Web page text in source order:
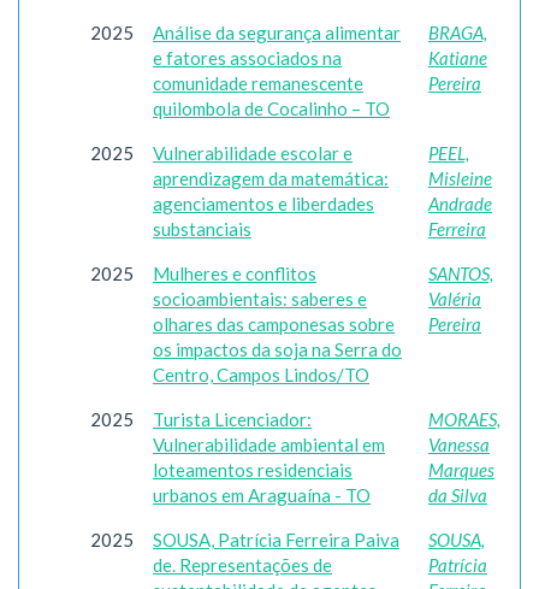
2025
Análise da segurança alimentar
e fatores associados na
comunidade remanescente
quilombola de Cocalinho – TO
BRAGA,
Katiane
Pereira
2025
Vulnerabilidade escolar e
aprendizagem da matemática:
agenciamentos e liberdades
substanciais
PEEL,
Misleine
Andrade
Ferreira
2025
Mulheres e conflitos
socioambientais: saberes e
olhares das camponesas sobre
os impactos da soja na Serra do
Centro, Campos Lindos/TO
SANTOS,
Valéria
Pereira
2025
Turista Licenciador:
Vulnerabilidade ambiental em
loteamentos residenciais
urbanos em Araguaína - TO
MORAES,
Vanessa
Marques
da Silva
2025
SOUSA, Patrícia Ferreira Paiva
de. Representações de
SOUSA,
Patrícia